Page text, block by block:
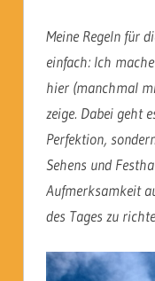
Meine Regeln für
einfach: Ich
hier (manchmal
zeige. Dabei geht
Perfektion,
Sehens und
Aufmerksamkeit
des Tages zu